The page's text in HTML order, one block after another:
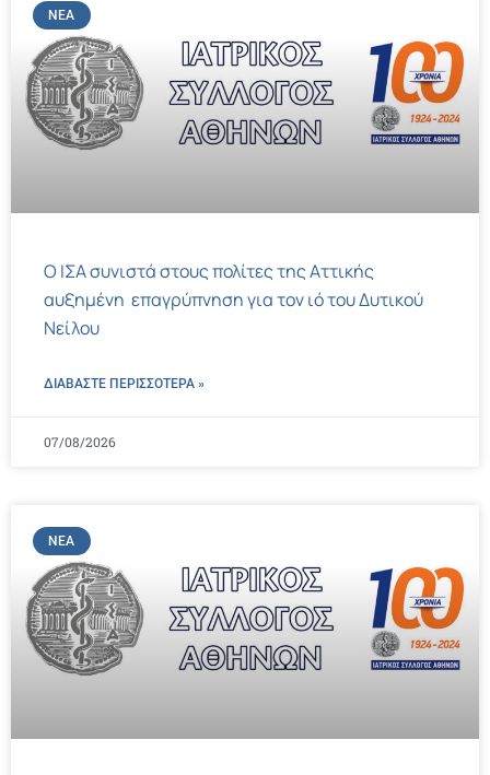
ΝΈΑ
Ο ΙΣΑ συνιστά στους πολίτες της Αττικής
αυξημένη επαγρύπνηση για τον ιό του Δυτικού
Νείλου
ΔΙΑΒΑΣΤΕ ΠΕΡΙΣΣΌΤΕΡΑ »
07/08/2026
ΝΈΑ